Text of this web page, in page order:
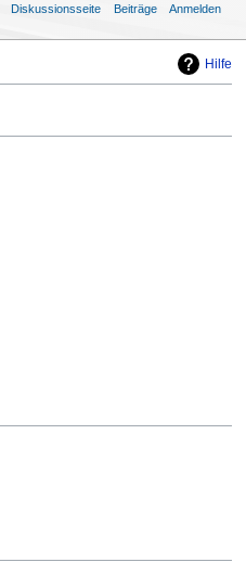
Hilfe
Diskussionsseite Beiträge Anmelden